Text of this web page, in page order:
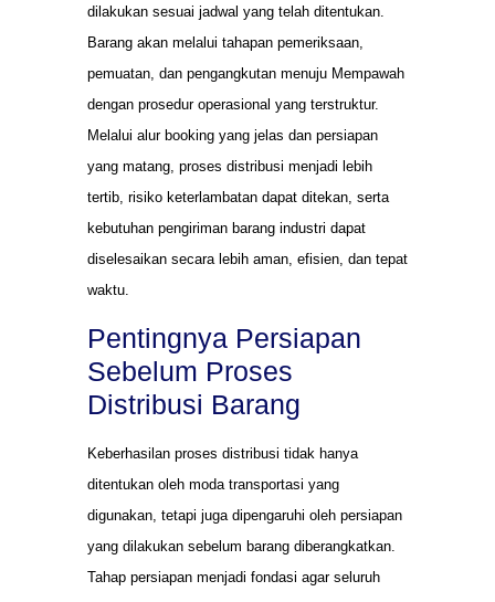
dilakukan sesuai jadwal yang telah ditentukan.
Barang akan melalui tahapan pemeriksaan,
pemuatan, dan pengangkutan menuju Mempawah
dengan prosedur operasional yang terstruktur.
Melalui alur booking yang jelas dan persiapan
yang matang, proses distribusi menjadi lebih
tertib, risiko keterlambatan dapat ditekan, serta
kebutuhan pengiriman barang industri dapat
diselesaikan secara lebih aman, efisien, dan tepat
waktu.
Pentingnya Persiapan
Sebelum Proses
Distribusi Barang
Keberhasilan proses distribusi tidak hanya
ditentukan oleh moda transportasi yang
digunakan, tetapi juga dipengaruhi oleh persiapan
yang dilakukan sebelum barang diberangkatkan.
Tahap persiapan menjadi fondasi agar seluruh